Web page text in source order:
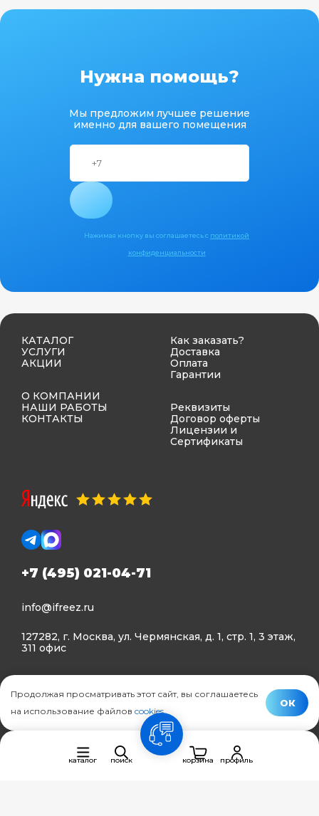
Нужна помощь?
Мы предложим лучшее решение
именно для вашего помещения
Нажимая кнопку вы соглашаетесь с политикой
конфиденциальности
КАТАЛОГ
УСЛУГИ
АКЦИИ
О КОМПАНИИ
НАШИ РАБОТЫ
КОНТАКТЫ
Как заказать?
Доставка
Оплата
Гарантии
Реквизиты
Договор оферты
Лицензии и
Сертификаты
+7 (495) 021-04-71
info@ifreez.ru
127282, г. Москва, ул. Чермянская, д. 1, стр. 1, 3 этаж,
311 офис
Политика конфиденциальности
© Ifreez - продажа и установка климатической техники,
каталог поиск
связь
корзина
профиль
Продолжая просматривать этот сайт, вы соглашаетесь
на использование файлов cookies.
ОК